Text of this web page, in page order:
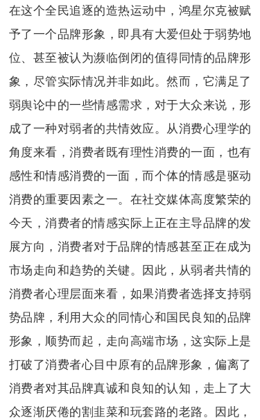
在这个全民追逐的造热运动中，鸿星尔克被赋
予了一个品牌形象，即具有大爱但处于弱势地
位、甚至被认为濒临倒闭的值得同情的品牌形
象，尽管实际情况并非如此。然而，它满足了
弱舆论中的一些情感需求，对于大众来说，形
成了一种对弱者的共情效应。从消费心理学的
角度来看，消费者既有理性消费的一面，也有
感性和情感消费的一面，而个体的情感是驱动
消费的重要因素之一。在社交媒体高度繁荣的
今天，消费者的情感实际上正在主导品牌的发
展方向，消费者对于品牌的情感甚至正在成为
市场走向和趋势的关键。因此，从弱者共情的
消费者心理层面来看，如果消费者选择支持弱
势品牌，利用大众的同情心和国民良知的品牌
形象，顺势而起，走向高端市场，这实际上是
打破了消费者心目中原有的品牌形象，偏离了
消费者对其品牌真诚和良知的认知，走上了大
众逐渐厌倦的割韭菜和玩套路的老路。因此，